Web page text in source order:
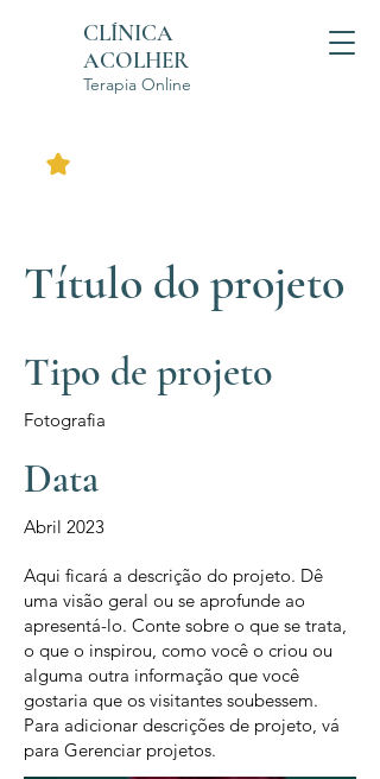
CLÍNICA
ACOLHER
Terapia Online
Título do projeto
Tipo de projeto
Fotografia
Data
Abril 2023
Aqui ficará a descrição do projeto. Dê
uma visão geral ou se aprofunde ao
apresentá-lo. Conte sobre o que se trata,
o que o inspirou, como você o criou ou
alguma outra informação que você
gostaria que os visitantes soubessem.
Para adicionar descrições de projeto, vá
para Gerenciar projetos.